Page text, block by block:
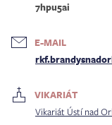
7hpu5ai
E-MAIL
VIKARIÁT
Vikariát Ústí nad